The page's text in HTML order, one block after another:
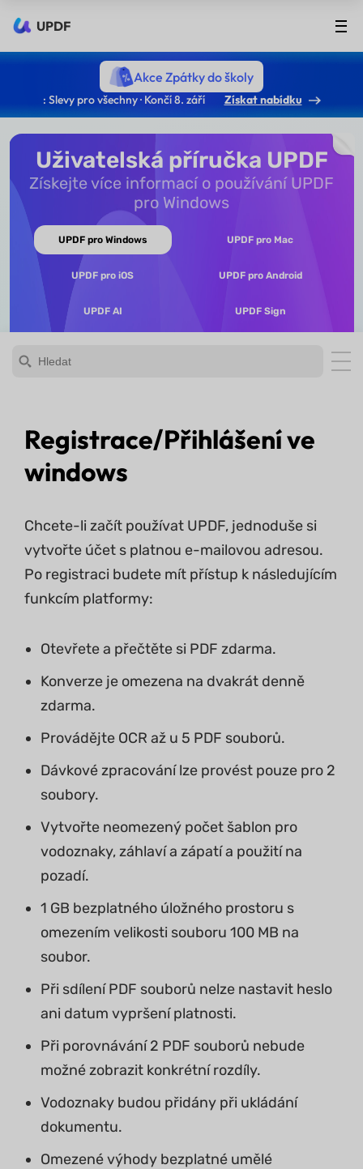
UPDF
Akce Zpátky do školy
: Slevy pro všechny · Končí 8. září Získat nabídku
Uživatelská příručka UPDF
Získejte více informací o používání UPDF
pro Windows
UPDF pro Windows UPDF pro Mac
UPDF pro iOS UPDF pro Android
UPDF AI UPDF Sign
Registrace/Přihlášení ve
windows
Chcete-li začít používat UPDF, jednoduše si
vytvořte účet s platnou e-mailovou adresou.
Po registraci budete mít přístup k následujícím
funkcím platformy:
Otevřete a přečtěte si PDF zdarma.
Konverze je omezena na dvakrát denně
zdarma.
Provádějte OCR až u 5 PDF souborů.
Dávkové zpracování lze provést pouze pro 2
soubory.
Vytvořte neomezený počet šablon pro
vodoznaky, záhlaví a zápatí a použití na
pozadí.
1 GB bezplatného úložného prostoru s
omezením velikosti souboru 100 MB na
soubor.
Při sdílení PDF souborů nelze nastavit heslo
ani datum vypršení platnosti.
Při porovnávání 2 PDF souborů nebude
možné zobrazit konkrétní rozdíly.
Vodoznaky budou přidány při ukládání
dokumentu.
Omezené výhody bezplatné umělé